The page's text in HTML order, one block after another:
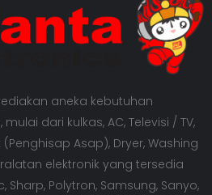
aneka kebutuhan
dari kulkas, AC, Televisi / TV,
Asap), Dryer, Washing
elektronik yang tersedia
Sharp, Polytron, Samsung, Sanyo,